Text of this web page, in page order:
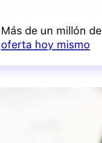
Más de un millón
oferta hoy mismo